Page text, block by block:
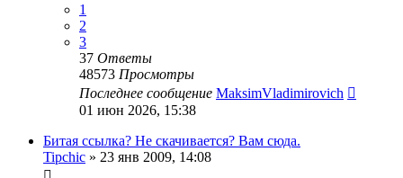
1
2
3
37 Ответы
48573 Просмотры
Последнее сообщение MaksimVladimirovich
01 июн 2026, 15:38
Битая ссылка? Не скачивается? Вам сюда.
Tipchic » 23 янв 2009, 14:08